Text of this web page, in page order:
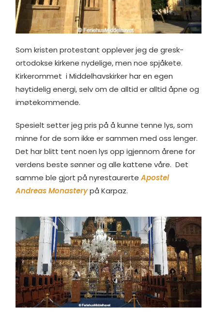
Som kristen protestant opplever jeg de gresk-
ortodokse kirkene nydelige, men noe spjåkete.
Kirkerommet i Middelhavskirker har en egen
høytidelig energi, selv om de alltid er alltid åpne og
imøtekommende.
Spesielt setter jeg pris på å kunne tenne lys, som
minne for de som ikke er sammen med oss lenger.
Det har blitt tent noen lys opp igjennom årene for
verdens beste sønner og alle kattene våre. Det
samme ble gjort på nyrestaurerteApostel
Andreas Monasterypå Karpaz.